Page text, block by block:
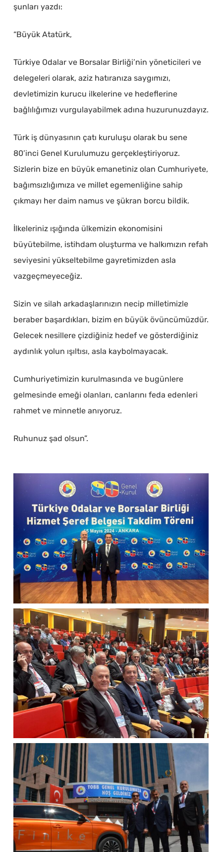
şunları yazdı:
“Büyük Atatürk,
Türkiye Odalar ve Borsalar Birliği’nin yöneticileri ve
delegeleri olarak, aziz hatıranıza saygımızı,
devletimizin kurucu ilkelerine ve hedeflerine
bağlılığımızı vurgulayabilmek adına huzurunuzdayız.
Türk iş dünyasının çatı kuruluşu olarak bu sene
80’inci Genel Kurulumuzu gerçekleştiriyoruz.
Sizlerin bize en büyük emanetiniz olan Cumhuriyete,
bağımsızlığımıza ve millet egemenliğine sahip
çıkmayı her daim namus ve şükran borcu bildik.
İlkeleriniz ışığında ülkemizin ekonomisini
büyütebilme, istihdam oluşturma ve halkımızın refah
seviyesini yükseltebilme gayretimizden asla
vazgeçmeyeceğiz.
Sizin ve silah arkadaşlarınızın necip milletimizle
beraber başardıkları, bizim en büyük övüncümüzdür.
Gelecek nesillere çizdiğiniz hedef ve gösterdiğiniz
aydınlık yolun ışıltısı, asla kaybolmayacak.
Cumhuriyetimizin kurulmasında ve bugünlere
gelmesinde emeği olanları, canlarını feda edenleri
rahmet ve minnetle anıyoruz.
Ruhunuz şad olsun”.